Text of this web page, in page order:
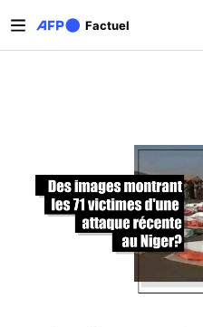
Factuel
Onglets principaux